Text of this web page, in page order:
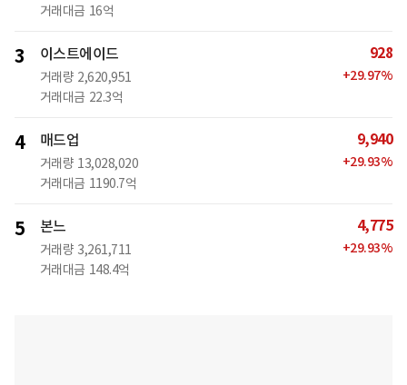
거래대금 16억
3 이스트에이드
거래량 2,620,951
거래대금 22.3억
928
+29.97%
4 매드업
거래량 13,028,020
거래대금 1190.7억
9,940
+29.93%
5 본느
거래량 3,261,711
거래대금 148.4억
4,775
+29.93%